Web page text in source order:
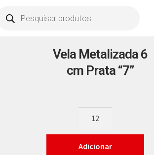
Vela Metalizada 6
cm Prata “7”
Adicionar